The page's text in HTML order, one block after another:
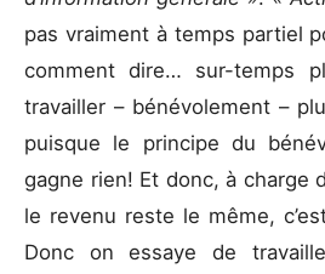
pas vraiment à temps partiel
comment dire… sur-temps
travailler – bénévolement –
puisque le principe du
gagne rien! Et donc, à charge
le revenu reste le même,
Donc on essaye de